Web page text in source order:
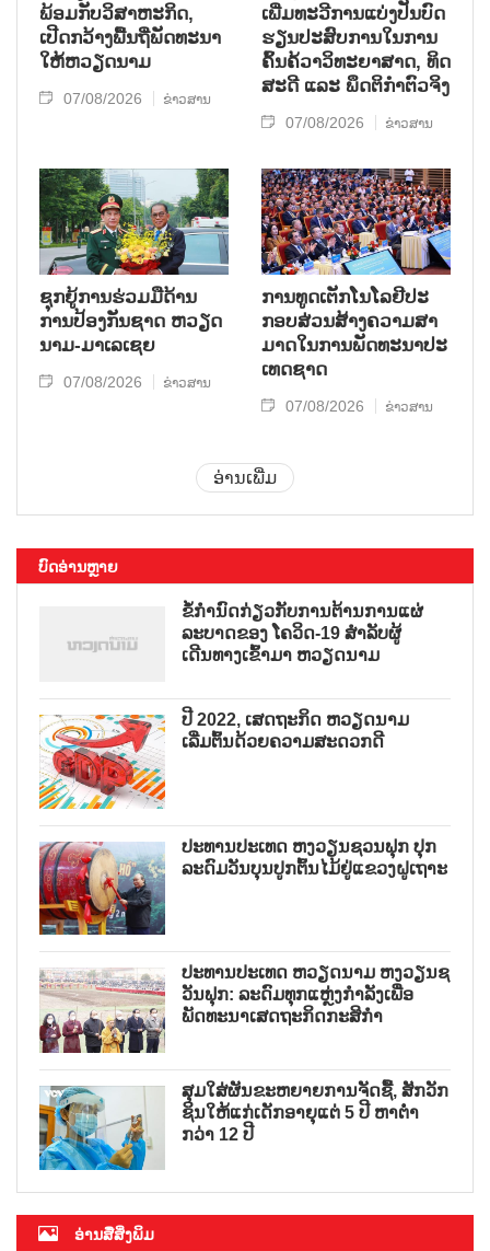
ພ້ອມກັບ​ວິ​ສາ​ຫະ​ກ​ິດ,
ເປີດກວ້າງ​ພື້ນ​ຖີ່​ພັດ​ທະ​ນາ​
ໃຫ້​ຫວຽດ​ນາມ
07/08/2026 ຂ່າວສານ
ເພີ່ມ​ທະ​ວີ​ການ​ແບ່​ງ​ປັນ​ບົດ​
ຮຽນ​ປະ​ສົບ​ການ​ໃນ​ການ​
ຄົ້ນ​ຄ້​ວາ​ວິ​ທະ​ຍາ​ສາດ, ທິດ​
ສະ​ດີ ແລະ ພຶດ​ຕິ​ກຳຕົວ​ຈິງ
07/08/2026 ຂ່າວສານ
ຊຸກ​ຍູ້​ການ​ຮ່ວມ​ມື​ດ້ານ​
ການ​ປ້ອງ​ກັນ​ຊາດ ຫວຽດ​
ນາມ-ມາ​ເລ​ເຊຍ
07/08/2026 ຂ່າວສານ
ການ​ທູດ​ເຕັກ​ໂນ​ໂລ​ຢີ​ປະ​
ກອບ​ສ່ວນ​ສ້າງ​ຄວາມ​ສາ​
ມາດ​ໃນ​ການ​ພັດ​ທະ​ນາ​ປະ​
ເທດ​ຊາດ
07/08/2026 ຂ່າວສານ
ອ່ານເພີ່ມ
ບົດອ່ານຫຼາຍ
ຂໍ້ກຳນົດກ່ຽວກັບການຕ້ານການແຜ່
ລະບາດຂອງ ໂຄວິດ-19 ສຳລັບຜູ້
ເດີນທາງເຂົ້າມາ ຫວຽດນາມ
ປີ 2022, ເສດຖະກິດ ຫວຽດນາມ
ເລີ່ມຕົ້ນດ້ວຍຄວາມສະດວກດີ
ປະທານປະເທດ ຫງວຽນຊວນຟຸກ ປຸກ
ລະດົມວັນບຸນປູກຕົ້ນໄມ້ຢູ່ແຂວງຝູເຖາະ
ປະທານປະເທດ ຫວຽດນາມ ຫງວຽນຊ
ວັນຟຸກ: ລະດົມທຸກແຫຼ່ງກຳລັງເພື່ອ
ພັດທະນາເສດຖະກິດກະສິກຳ
ສຸມໃສ່ຜັນຂະຫຍາຍການຈັດຊື້, ສັກວັກ
ຊິນໃຫ້ແກ່ເດັກອາຍຸແຕ່ 5 ປີ ຫາຕ່ຳ
ກວ່າ 12 ປີ
ອ່ານສື່ສິ່ງພິມ